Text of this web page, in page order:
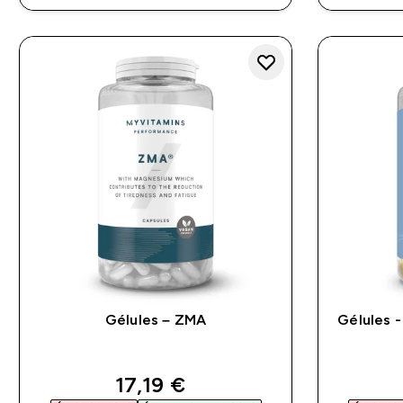
Gélules – ZMA
discounted price
17,19 €‎
Gélules